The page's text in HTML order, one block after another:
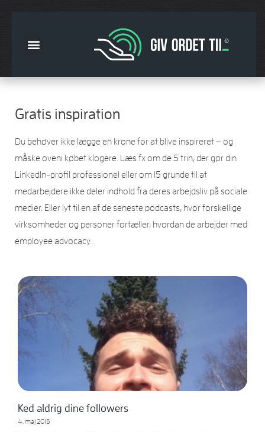
Gratis inspiration
Du behøver ikke lægge en krone for at blive inspireret – og
måske oveni købet klogere. Læs fx om de 5 trin, der gør din
LinkedIn-profil professionel eller om 15 grunde til at
medarbejdere ikke deler indhold fra deres arbejdsliv på sociale
medier. Eller lyt til en af de seneste podcasts, hvor forskellige
virksomheder og personer fortæller, hvordan de arbejder med
employee advocacy.
Ked aldrig dine followers
4. maj 2015